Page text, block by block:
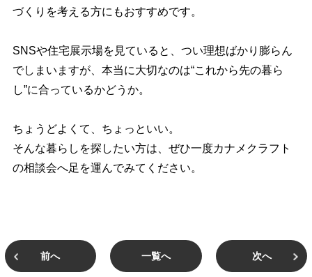
づくりを考える方にもおすすめです。
SNSや住宅展示場を見ていると、つい理想ばかり膨らん
でしまいますが、本当に大切なのは“これから先の暮ら
し”に合っているかどうか。
ちょうどよくて、ちょっといい。
そんな暮らしを探したい方は、ぜひ一度カナメクラフト
の相談会へ足を運んでみてください。
前へ 一覧へ 次へ